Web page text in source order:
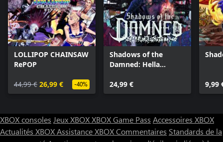
LOLLIPOP CHAINSAW
RePOP
44,99 € 26,99 € -40%
Shadows of the
Damned: Hella
24,99 €
9,99
XBOX consoles Jeux XBOXXBOX Game Pass Accessoires XBOX
Actualités XBOXAssistance XBOXCommentaires Standards de la